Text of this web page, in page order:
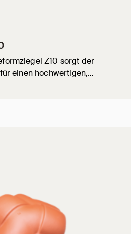
Z10 sorgt der
einen hochwertigen,…